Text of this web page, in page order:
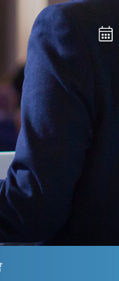
Activities
Contact Us
Member
Aerospace |